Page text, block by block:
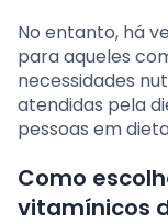
No entanto, há
para aqueles
necessidades
atendidas pela
pessoas em
Como
vitamínicos